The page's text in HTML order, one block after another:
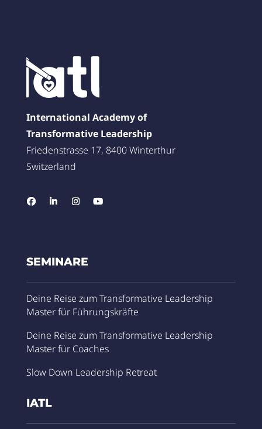
International Academy of
Transformative Leadership
Friedenstrasse 17, 8400 Winterthur
Switzerland
SEMINARE
Deine Reise zum Transformative Leadership
Master für Führungskräfte
Deine Reise zum Transformative Leadership
Master für Coaches
Slow Down Leadership Retreat
IATL